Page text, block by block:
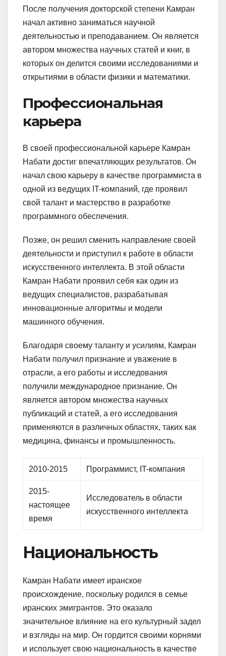
После получения докторской степени Камран
начал активно заниматься научной
деятельностью и преподаванием. Он является
автором множества научных статей и книг, в
которых он делится своими исследованиями и
открытиями в области физики и математики.
Профессиональная
карьера
В своей профессиональной карьере Камран
Набати достиг впечатляющих результатов. Он
начал свою карьеру в качестве программиста в
одной из ведущих IT-компаний, где проявил
свой талант и мастерство в разработке
программного обеспечения.
Позже, он решил сменить направление своей
деятельности и приступил к работе в области
искусственного интеллекта. В этой области
Камран Набати проявил себя как один из
ведущих специалистов, разрабатывая
инновационные алгоритмы и модели
машинного обучения.
Благодаря своему таланту и усилиям, Камран
Набати получил признание и уважение в
отрасли, а его работы и исследования
получили международное признание. Он
является автором множества научных
публикаций и статей, а его исследования
применяются в различных областях, таких как
медицина, финансы и промышленность.
2010-2015 Программист, IT-компания
2015-
настоящее
время
Исследователь в области
искусственного интеллекта
Национальность
Камран Набати имеет иранское
происхождение, поскольку родился в семье
иранских эмигрантов. Это оказало
значительное влияние на его культурный задел
и взгляды на мир. Он гордится своими корнями
и использует свою национальность в качестве